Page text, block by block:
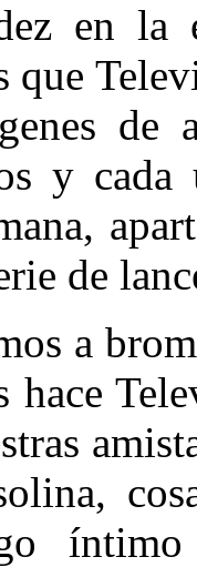
en la
que
de
y
de
a